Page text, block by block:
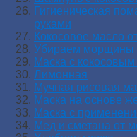
Гигиеническая
руками
Кокосовое масло
Убираем морщины
Маска с
Лимонная
Мучная рисовая
Маска на основе
Маска с
Мед и сметана от